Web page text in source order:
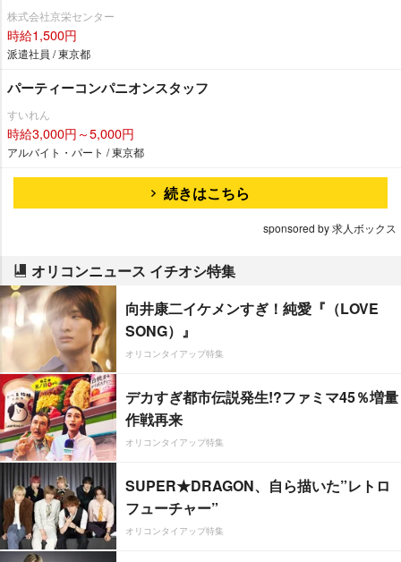
株式会社京栄センター
時給1,500円
派遣社員 / 東京都
パーティーコンパニオンスタッフ
すいれん
時給3,000円～5,000円
アルバイト・パート / 東京都
続きはこちら
sponsored by 求人ボックス
オリコンニュース イチオシ特集
向井康二イケメンすぎ！純愛『（LOVE
SONG）』
オリコンタイアップ特集
デカすぎ都市伝説発生!?ファミマ45％増量
作戦再来
オリコンタイアップ特集
SUPER★DRAGON、自ら描いた”レトロ
フューチャー”
オリコンタイアップ特集